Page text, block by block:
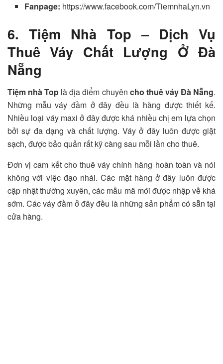
Fanpage: https://www.facebook.com/TiemnhaLyn.vn
6. Tiệm Nhà Top – Dịch Vụ
Thuê Váy Chất Lượng Ở Đà
Nẵng
Tiệm nhà Top là địa điểm chuyên cho thuê váy Đà Nẵng.
Những mẫu váy đầm ở đây đều là hàng được thiết kế.
Nhiều loại váy maxi ở đây được khá nhiều chị em lựa chọn
bởi sự đa dạng và chất lượng. Váy ở đây luôn được giặt
sạch, được bảo quản rất kỹ càng sau mỗi lần cho thuê.
Đơn vị cam kết cho thuê váy chính hãng hoàn toàn và nói
không với việc đạo nhái. Các mặt hàng ở đây luôn được
cập nhật thường xuyên, các mẫu mã mới được nhập về khá
sớm. Các váy đầm ở đây đều là những sản phẩm có sẵn tại
cửa hàng.